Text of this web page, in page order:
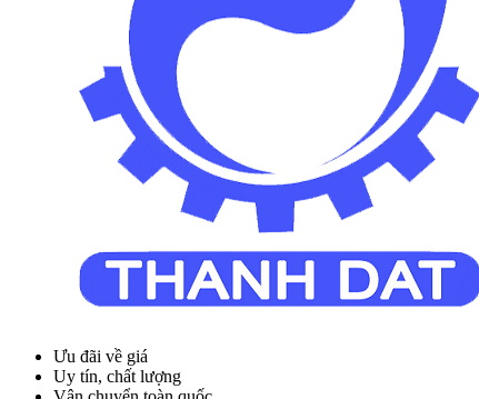
Ưu đãi về giá
Uy tín, chất lượng